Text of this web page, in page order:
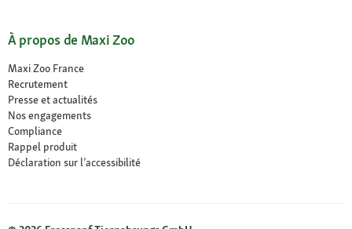
À propos de Maxi Zoo
Maxi Zoo France
Recrutement
Presse et actualités
Nos engagements
Compliance
Rappel produit
Déclaration sur l’accessibilité